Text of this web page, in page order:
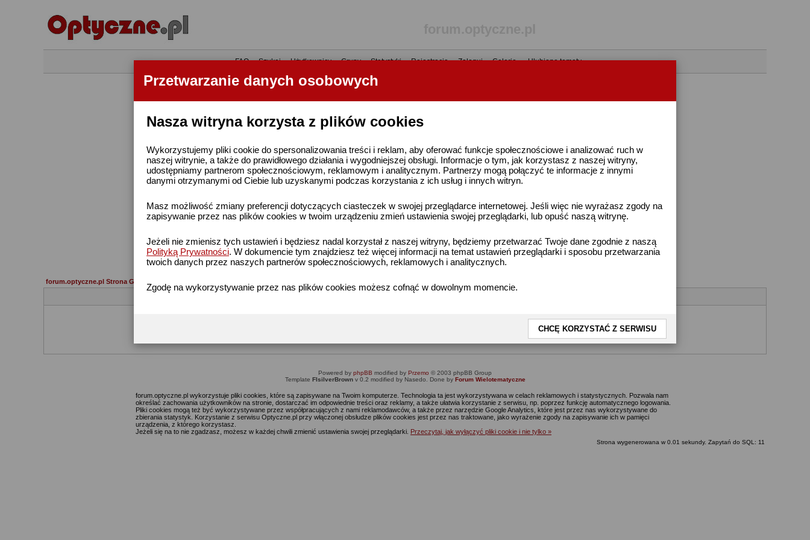
Przetwarzanie danych osobowych
Nasza witryna korzysta z plików cookies
Wykorzystujemy pliki cookie do spersonalizowania treści i reklam, aby oferować funkcje społecznościowe i analizować ruch w
naszej witrynie, a także do prawidłowego działania i wygodniejszej obsługi. Informacje o tym, jak korzystasz z naszej witryny,
udostępniamy partnerom społecznościowym, reklamowym i analitycznym. Partnerzy mogą połączyć te informacje z innymi
danymi otrzymanymi od Ciebie lub uzyskanymi podczas korzystania z ich usług i innych witryn.
Masz możliwość zmiany preferencji dotyczących ciasteczek w swojej przeglądarce internetowej. Jeśli więc nie wyrażasz zgody na
zapisywanie przez nas plików cookies w twoim urządzeniu zmień ustawienia swojej przeglądarki, lub opuść naszą witrynę.
Jeżeli nie zmienisz tych ustawień i będziesz nadal korzystał z naszej witryny, będziemy przetwarzać Twoje dane zgodnie z naszą
Polityką Prywatności. W dokumencie tym znajdziesz też więcej informacji na temat ustawień przeglądarki i sposobu przetwarzania
twoich danych przez naszych partnerów społecznościowych, reklamowych i analitycznych.
Zgodę na wykorzystywanie przez nas plików cookies możesz cofnąć w dowolnym momencie.
CHCĘ KORZYSTAĆ Z SERWISU
•FAQ•Szukaj•Użytkownicy•Grupy•Statystyki•Rejestracja•Zaloguj•Galerie• Ulubione tematy
forum.optyczne.pl Strona Główna
żeby przejść do formularza rejestracyjnego.
Powered by phpBB modified by Przemo © 2003 phpBB Group
Template FIsilverBrownv 0.2 modified by Nasedo. Done by Forum Wielotematyczne
forum.optyczne.pl wykorzystuje pliki cookies, które są zapisywane na Twoim komputerze. Technologia ta jest wykorzystywana w celach reklamowych i statystycznych. Pozwala nam
określać zachowania użytkowników na stronie, dostarczać im odpowiednie treści oraz reklamy, a także ułatwia korzystanie z serwisu, np. poprzez funkcję automatycznego logowania.
Pliki cookies mogą też być wykorzystywane przez współpracujących z nami reklamodawców, a także przez narzędzie Google Analytics, które jest przez nas wykorzystywane do
zbierania statystyk. Korzystanie z serwisu Optyczne.pl przy włączonej obsłudze plików cookies jest przez nas traktowane, jako wyrażenie zgody na zapisywanie ich w pamięci
urządzenia, z którego korzystasz.
Jeżeli się na to nie zgadzasz, możesz w każdej chwili zmienić ustawienia swojej przeglądarki. Przeczytaj, jak wyłączyć pliki cookie i nie tylko »
Strona wygenerowana w 0.01 sekundy. Zapytań do SQL: 11